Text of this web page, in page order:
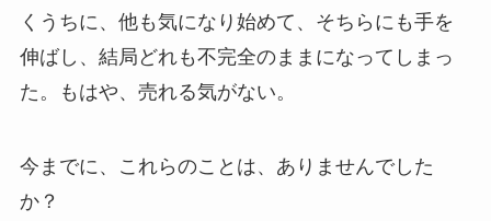
くうちに、他も気になり始めて、そちらにも手を
伸ばし、結局どれも不完全のままになってしまっ
た。もはや、売れる気がない。
今までに、これらのことは、ありませんでした
か？